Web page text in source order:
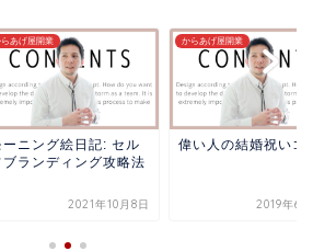
あげ屋開業
ーニング絵日記: セル
ブランディング攻略法
2021年10月8日
からあげ屋開業
偉い人の結婚祝いゴ
2019年6